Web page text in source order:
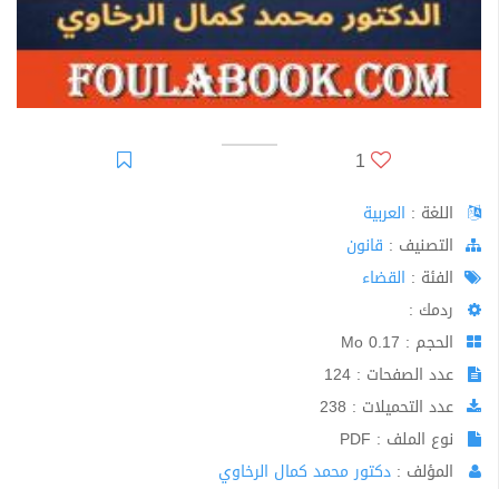
1
اللغة : العربية
اﻟﺘﺼﻨﻴﻒ : قانون
الفئة : القضاء
ردمك :
الحجم : 0.17 Mo
عدد الصفحات : 124
عدد التحميلات : 238
نوع الملف : PDF
المؤلف : دكتور محمد كمال الرخاوي